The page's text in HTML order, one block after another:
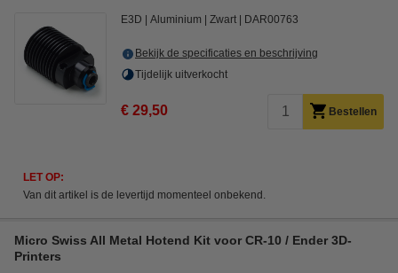
E3D Aluminium Zwart DAR00763
Bekijk de specificaties en beschrijving
Tijdelijk uitverkocht
€ 29,50 Bestellen
LET OP:
Van dit artikel is de levertijd momenteel onbekend.
Micro Swiss All Metal Hotend Kit voor CR-10 / Ender 3D-
Printers